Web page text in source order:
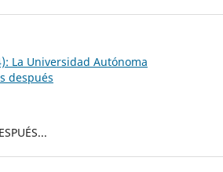
La Universidad Autónoma
después